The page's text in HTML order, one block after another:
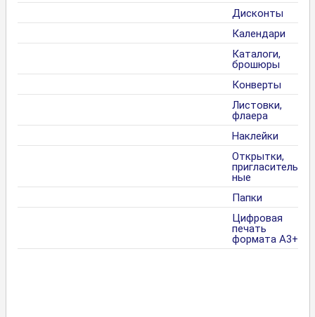
Дисконты
Календари
Каталоги,
брошюры
Конверты
Листовки,
флаера
Наклейки
Открытки,
пригласитель
ные
Папки
Цифровая
печать
формата А3+